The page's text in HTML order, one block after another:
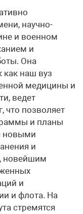
научно-
и военном
и
Она
как наш вуз
медицины и
ведет
что позволяет
и планы
новыми
и
новейшим
и
и флота. На
стремятся